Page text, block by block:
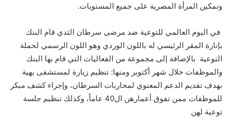
وتمكين المرأة المصرية على جميع المستويات.
في اليوم العالمي للتوعية ضد مرضى سرطان الثدي قام البنك
بإنارة المقر الرئيسي له باللون الوردي وهو اللون الرسمي لحملة
التوعية بالإضافة إلى مجموعة من الفعاليات التي قام بها البنك
والموظفات خلال شهر أكتوبر ومنها: تنظيم زيارة لمستشفى بهية
بهدف تقديم الدعم المعنوي لمحاربات السرطان، وإجراء كشف مبكر
للموظفات ممن تفوق أعمارهن ال40 عاماً، وكذلك تنظيم جلسة
توعية لهن